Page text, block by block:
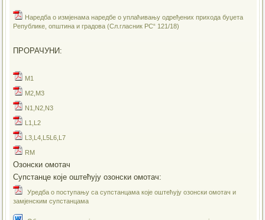
Наредба о измјенама наредбе о уплаћивању одређених прихода буџета
Републике, општина и градова (Сл.гласник РС“ 121/18)
ПРОРАЧУНИ:
M1
M2,M3
N1,N2,N3
L1,L2
L3,L4,L5L6,L7
RM
Озонски омотач
Супстанце које оштећују озонски омотач:
Уредба о поступању са супстанцама које оштећују озонски омотач и
замјенским супстанцама